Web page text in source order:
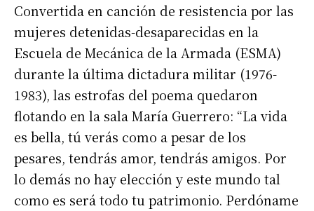
Convertida en canción de resistencia por las
mujeres detenidas-desaparecidas en la
Escuela de Mecánica de la Armada (ESMA)
durante la última dictadura militar (1976-
1983), las estrofas del poema quedaron
flotando en la sala María Guerrero: “La vida
es bella, tú verás como a pesar de los
pesares, tendrás amor, tendrás amigos. Por
lo demás no hay elección y este mundo tal
como es será todo tu patrimonio. Perdóname